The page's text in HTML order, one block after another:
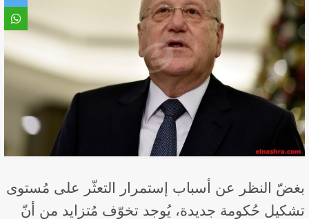
بغضّ النظر عن أسباب إستمرار التعثّر على مُستوى
تشكيل حُكومة جديدة، يُوجد تخوّف مُتزايد من أنّ